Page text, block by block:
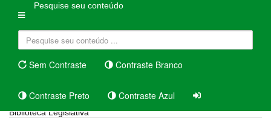
Pesquise seu conteúdo
Sem Contraste Contraste Branco
Contraste Preto Contraste Azul
Biblioteca Legislativa